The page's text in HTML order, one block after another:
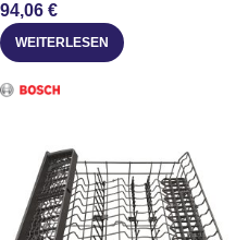
94,06 €
WEITERLESEN